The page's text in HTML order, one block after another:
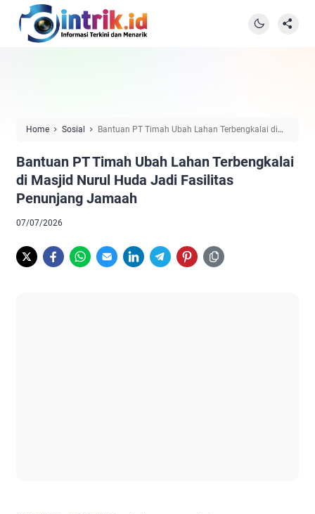
Home Sosial
Bantuan PT Timah Ubah Lahan Terbengkalai di
Bantuan PT Timah Ubah Lahan Terbengkalai
di Masjid Nurul Huda Jadi Fasilitas
Penunjang Jamaah
07/07/2026